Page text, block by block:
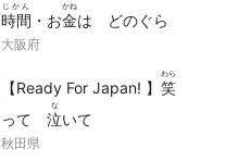
時間
じかん
・お金
かね
は どのぐら
い かかる？
た！
大阪府
【Ready For Japan! 】 笑
わら
って 泣
な
いて
感動
かんどう
(impressed)でき
秋田県